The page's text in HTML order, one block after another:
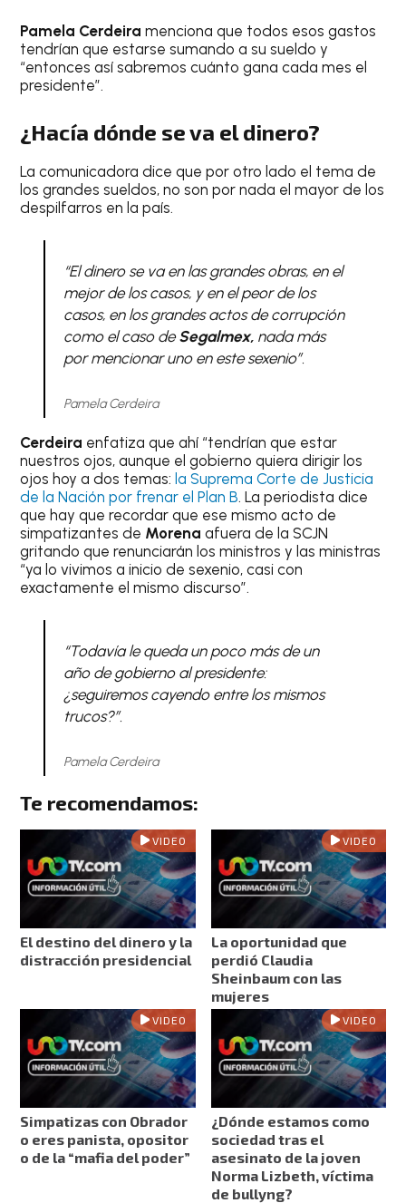
Pamela Cerdeira menciona que todos esos gastos
tendrían que estarse sumando a su sueldo y
“entonces así sabremos cuánto gana cada mes el
presidente”.
¿Hacía dónde se va el dinero?
La comunicadora dice que por otro lado el tema de
los grandes sueldos, no son por nada el mayor de los
despilfarros en la país.
“El dinero se va en las grandes obras, en el
mejor de los casos, y en el peor de los
casos, en los grandes actos de corrupción
como el caso deSegalmex,nada más
por mencionar uno en este sexenio”.
Pamela Cerdeira
Cerdeira enfatiza que ahí “tendrían que estar
nuestros ojos, aunque el gobierno quiera dirigir los
ojos hoy a dos temas: la Suprema Corte de Justicia
de la Nación por frenar el Plan B. La periodista dice
que hay que recordar que ese mismo acto de
simpatizantes de Morenaafuera de la SCJN
gritando que renunciarán los ministros y las ministras
“ya lo vivimos a inicio de sexenio, casi con
exactamente el mismo discurso”.
“Todavía le queda un poco más de un
año de gobierno al presidente:
¿seguiremos cayendo entre los mismos
trucos?”.
Pamela Cerdeira
Te recomendamos:
VIDEO
El destino del dinero y la
distracción presidencial
VIDEO
La oportunidad que
perdió Claudia
Sheinbaum con las
mujeres
VIDEO
Simpatizas con Obrador
o eres panista, opositor
o de la “mafia del poder”
VIDEO
¿Dónde estamos como
sociedad tras el
asesinato de la joven
Norma Lizbeth, víctima
de bullyng?